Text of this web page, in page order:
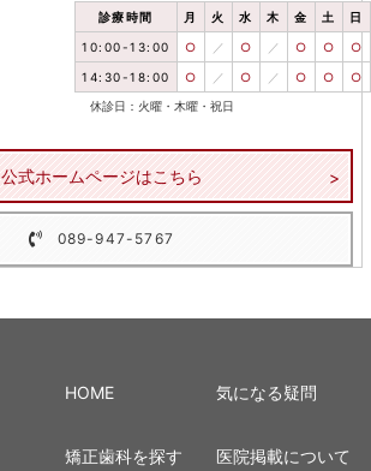
診療時間 月 火 水 木 金 土 日
10:00-13:00 ○ ／ ○ ／ ○ ○ ○
14:30-18:00 ○ ／ ○ ／ ○ ○ ○
休診日：火曜・木曜・祝日
公式ホームページはこちら
089-947-5767
HOME
矯正歯科を探す
気になる疑問
医院掲載について